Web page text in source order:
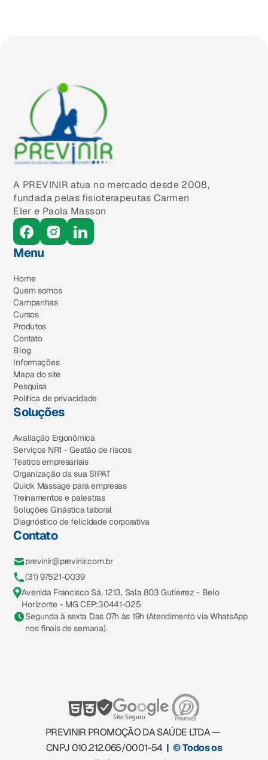
A PREVINIR atua no mercado desde 2008,
fundada pelas fisioterapeutas Carmen
Eler e Paola Masson
Menu
Home
Quem somos
Campanhas
Cursos
Produtos
Contato
Blog
Informações
Mapa do site
Pesquisa
Política de privacidade
Soluções
Avaliação Ergonômica
Serviços NR1 - Gestão de riscos
Teatros empresariais
Organização da sua SIPAT
Quick Massage para empresas
Treinamentos e palestras
Soluções Ginástica laboral
Diagnóstico de felicidade corporativa
Contato
previnir@previnir.com.br
(31) 97521-0039
Avenida Francisco Sá, 1213, Sala 803 Gutierrez - Belo
Horizonte - MG CEP:30441-025
Segunda à sexta Das 07h às 19h (Atendimento via WhatsApp
nos finais de semana).
PREVINIR PROMOÇÃO DA SAÚDE LTDA —
CNPJ 010.212.065/0001-54 | © Todos os